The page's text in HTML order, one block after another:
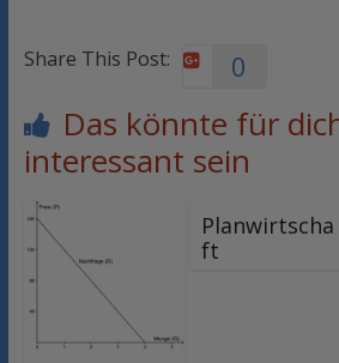
Share This Post: 0
Das könnte für
interessant sein
Planwirtscha
ft